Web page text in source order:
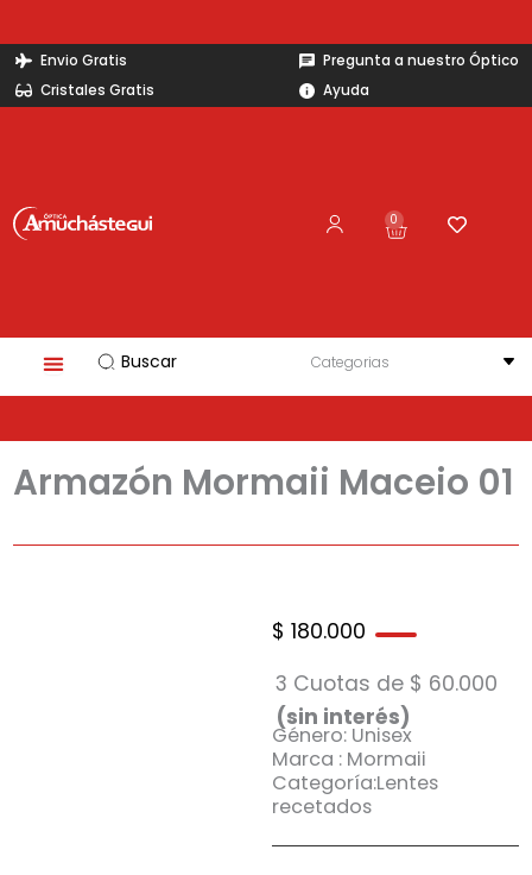
al
contenido
Envio Gratis
Cristales Gratis
Pregunta a nuestro Óptico
Ayuda
0
Carrito
Search
Armazón Mormaii Maceio 01
$ 180.000
3 Cuotas de $ 60.000
(sin interés)
Género: Unisex
Marca : Mormaii
Categoría:Lentes
recetados